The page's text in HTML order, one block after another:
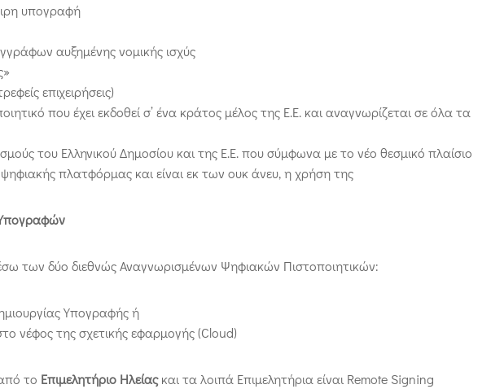
υπογραφή
αυξημένης νομικής ισχύς
επιχειρήσεις)
που έχει εκδοθεί σ’ ένα κράτος μέλος της Ε.Ε. και αναγνωρίζεται σε όλα τα
του Ελληνικού Δημοσίου και της Ε.Ε. που σύμφωνα με το νέο θεσμικό πλαίσιο
ψηφιακής πλατφόρμας και είναι εκ των ουκ άνευ, η χρήση της
των δύο διεθνώς Αναγνωρισμένων Ψηφιακών Πιστοποιητικών:
Υπογραφής ή
νέφος της σχετικής εφαρμογής (Cloud)
το Επιμελητήριο Ηλείαςκαι τα λοιπά Επιμελητήρια είναι Remote Signing